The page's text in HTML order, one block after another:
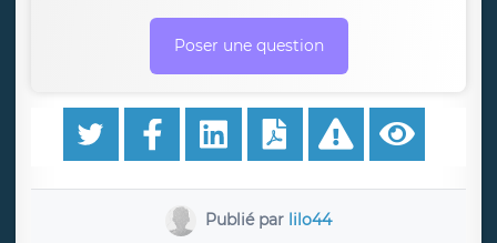
Poser une question
Publié par lilo44